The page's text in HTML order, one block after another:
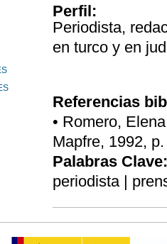
Perfil:
Periodista,
en turco y en
Referencias
• Romero,
Mapfre, 1992,
Palabras Clave:
periodista |